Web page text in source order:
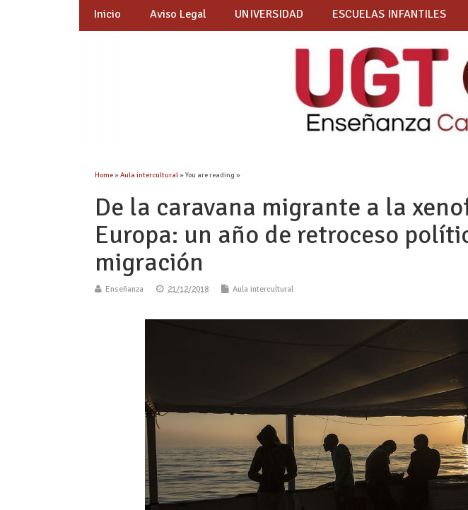
Inicio Aviso Legal UNIVERSIDAD ESCUELAS INFANTILES
Home»Aula intercultural» You are reading »
De la caravana migrante a la
Europa: un año de retroceso
migración
Enseñanza 21/12/2018 Aula intercultural